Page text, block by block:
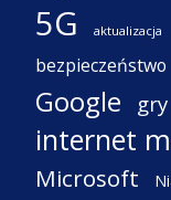
5G aktualizacja
bezpieczeństwo
Google gry
internet
Microsoft